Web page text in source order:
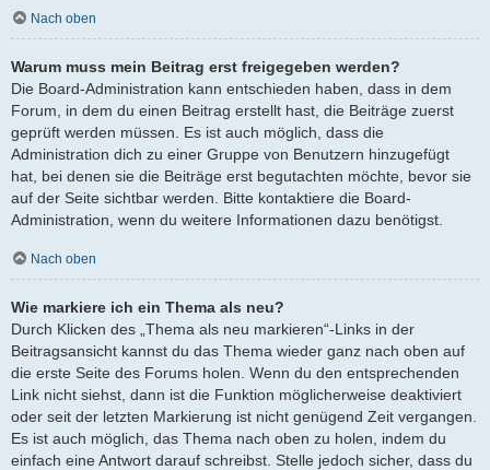
Nach oben
Warum muss mein Beitrag erst freigegeben werden?
Die Board-Administration kann entschieden haben, dass in dem
Forum, in dem du einen Beitrag erstellt hast, die Beiträge zuerst
geprüft werden müssen. Es ist auch möglich, dass die
Administration dich zu einer Gruppe von Benutzern hinzugefügt
hat, bei denen sie die Beiträge erst begutachten möchte, bevor sie
auf der Seite sichtbar werden. Bitte kontaktiere die Board-
Administration, wenn du weitere Informationen dazu benötigst.
Nach oben
Wie markiere ich ein Thema als neu?
Durch Klicken des „Thema als neu markieren“-Links in der
Beitragsansicht kannst du das Thema wieder ganz nach oben auf
die erste Seite des Forums holen. Wenn du den entsprechenden
Link nicht siehst, dann ist die Funktion möglicherweise deaktiviert
oder seit der letzten Markierung ist nicht genügend Zeit vergangen.
Es ist auch möglich, das Thema nach oben zu holen, indem du
einfach eine Antwort darauf schreibst. Stelle jedoch sicher, dass du